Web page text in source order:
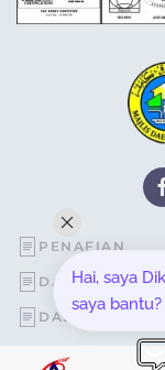
PENAFIAN
DASAR
DASAR PRIVASI
Hai, saya
saya bantu?